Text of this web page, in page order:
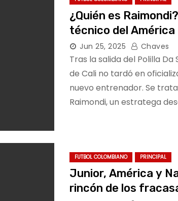
¿Quién es
técnico del América
Jun 25, 2025 Chaves
Tras la salida del Polilla Da
de Cali no tardó en
nuevo entrenador. Se
Raimondi, un estratega
FUTBOL COLOMBIANO PRINCIPAL
Junior, América y
rincón de los